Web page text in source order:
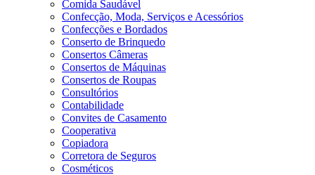
Comida Saudável
Confecção, Moda, Serviços e Acessórios
Confecções e Bordados
Conserto de Brinquedo
Consertos Câmeras
Consertos de Máquinas
Consertos de Roupas
Consultórios
Contabilidade
Convites de Casamento
Cooperativa
Copiadora
Corretora de Seguros
Cosméticos